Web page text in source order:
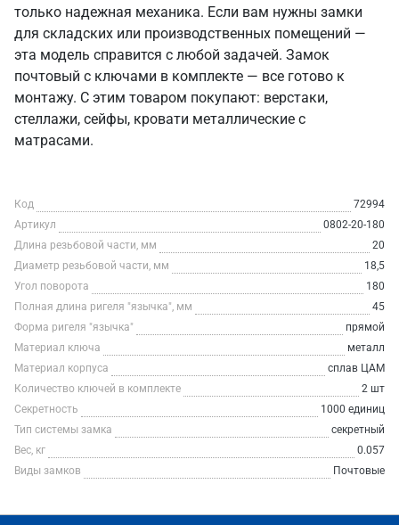
только надежная механика. Если вам нужны замки
для складских или производственных помещений —
эта модель справится с любой задачей. Замок
почтовый с ключами в комплекте — все готово к
монтажу. С этим товаром покупают: верстаки,
стеллажи, сейфы, кровати металлические с
матрасами.
Код
72994
Артикул
0802-20-180
Длина резьбовой части, мм
20
Диаметр резьбовой части, мм
18,5
Угол поворота
180
Полная длина ригеля "язычка", мм
45
Форма ригеля "язычка"
прямой
Материал ключа
металл
Материал корпуса
сплав ЦАМ
Количество ключей в комплекте
2 шт
Секретность
1000 единиц
Тип системы замка
секретный
Вес, кг
0.057
Виды замков
Почтовые